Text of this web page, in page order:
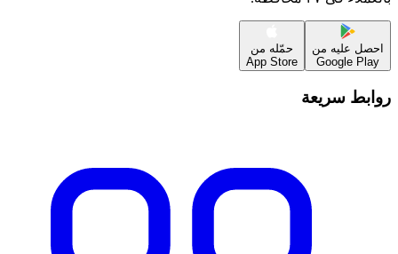
احصل عليه من
Google Play
حمّله من
App Store
روابط سريعة